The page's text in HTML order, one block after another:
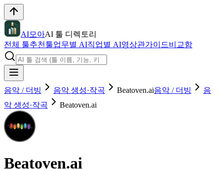
AI모아AI 툴 디렉토리
전체 툴추천툴업무별 AI직업별 AI영상관가이드비교함
음악 / 더빙 음악 생성·작곡 Beatoven.ai음악 / 더빙
음
악 생성·작곡
Beatoven.ai
Beatoven.ai